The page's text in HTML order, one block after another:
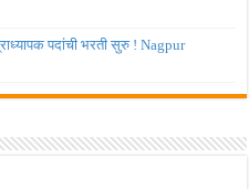
पदांची भरती सुरु ! Nagpur